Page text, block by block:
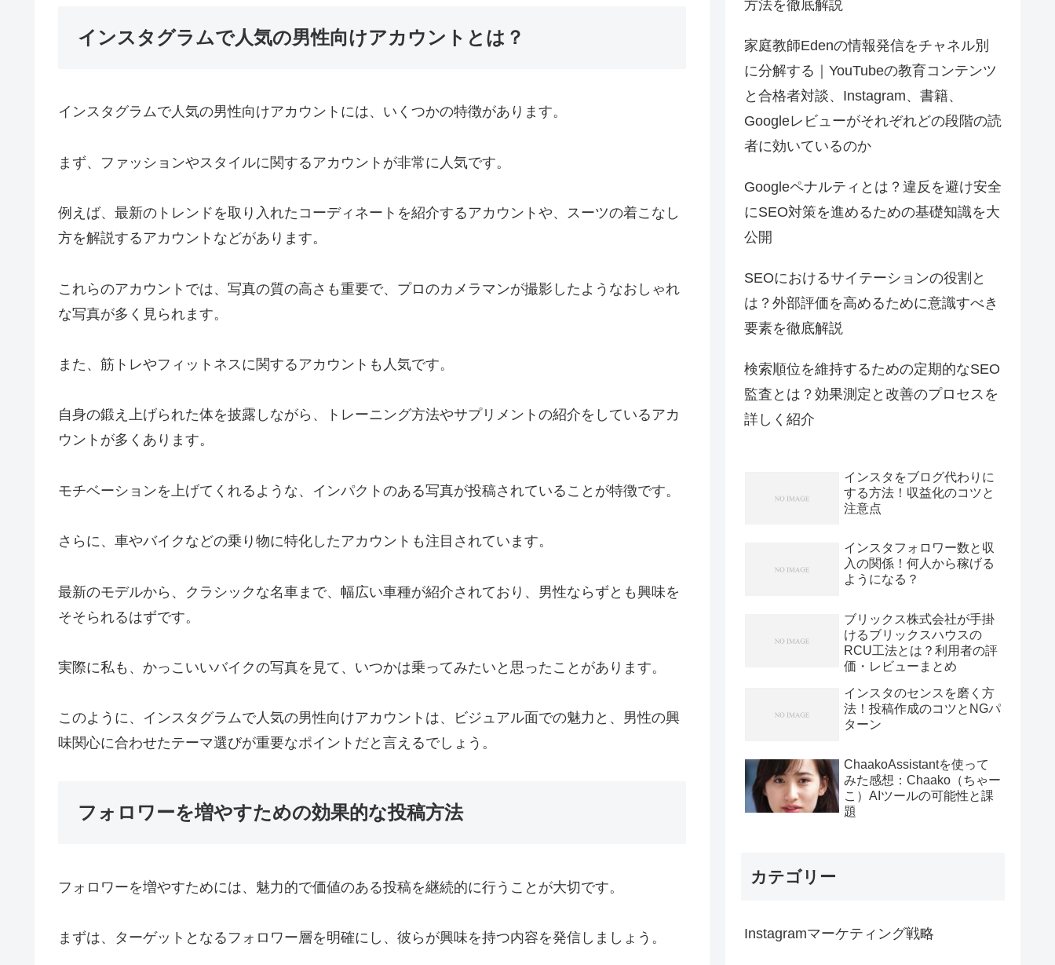
インスタグラムで人気の男性向けアカウントとは？
インスタグラムで人気の男性向けアカウントには、いくつかの特徴があります。
まず、ファッションやスタイルに関するアカウントが非常に人気です。
例えば、最新のトレンドを取り入れたコーディネートを紹介するアカウントや、スーツの着こなし
方を解説するアカウントなどがあります。
これらのアカウントでは、写真の質の高さも重要で、プロのカメラマンが撮影したようなおしゃれ
な写真が多く見られます。
また、筋トレやフィットネスに関するアカウントも人気です。
自身の鍛え上げられた体を披露しながら、トレーニング方法やサプリメントの紹介をしているアカ
ウントが多くあります。
モチベーションを上げてくれるような、インパクトのある写真が投稿されていることが特徴です。
さらに、車やバイクなどの乗り物に特化したアカウントも注目されています。
最新のモデルから、クラシックな名車まで、幅広い車種が紹介されており、男性ならずとも興味を
そそられるはずです。
実際に私も、かっこいいバイクの写真を見て、いつかは乗ってみたいと思ったことがあります。
このように、インスタグラムで人気の男性向けアカウントは、ビジュアル面での魅力と、男性の興
味関心に合わせたテーマ選びが重要なポイントだと言えるでしょう。
フォロワーを増やすための効果的な投稿方法
フォロワーを増やすためには、魅力的で価値のある投稿を継続的に行うことが大切です。
まずは、ターゲットとなるフォロワー層を明確にし、彼らが興味を持つ内容を発信しましょう。
方法を徹底解説
家庭教師Edenの情報発信をチャネル別
に分解する｜YouTubeの教育コンテンツ
と合格者対談、Instagram、書籍、
Googleレビューがそれぞれどの段階の読
者に効いているのか
Googleペナルティとは？違反を避け安全
にSEO対策を進めるための基礎知識を大
公開
SEOにおけるサイテーションの役割と
は？外部評価を高めるために意識すべき
要素を徹底解説
検索順位を維持するための定期的なSEO
監査とは？効果測定と改善のプロセスを
詳しく紹介
インスタをブログ代わりに
する方法！収益化のコツと
注意点
インスタフォロワー数と収
入の関係！何人から稼げる
ようになる？
ブリックス株式会社が手掛
けるブリックスハウスの
RCU工法とは？利用者の評
価・レビューまとめ
インスタのセンスを磨く方
法！投稿作成のコツとNGパ
ターン
ChaakoAssistantを使って
みた感想：Chaako（ちゃー
こ）AIツールの可能性と課
題
カテゴリー
Instagramマーケティング戦略